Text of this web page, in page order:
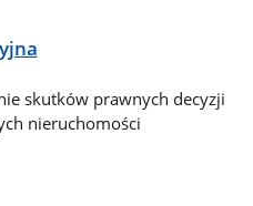
skutków prawnych decyzji
nieruchomości